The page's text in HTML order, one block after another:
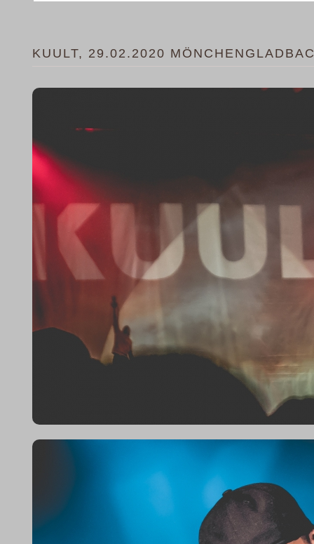
KUULT, 29.02.2020